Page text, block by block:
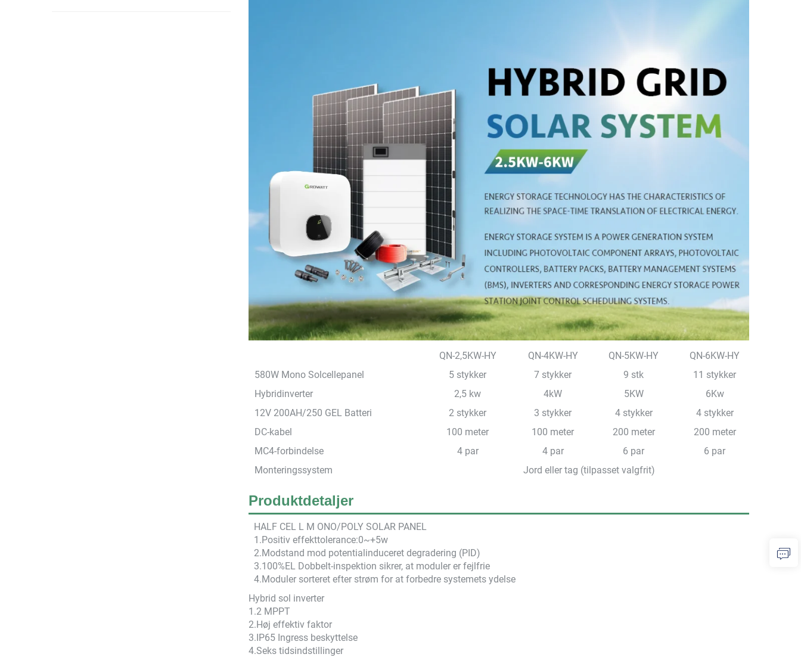
QN-2,5KW-HY QN-4KW-HY QN-5KW-HY
QN-6KW-HY
580W Mono Solcellepanel
5 stykker 7 stykker 9 stk
11 stykker
Hybridinverter
2,5 kw 4kW 5KW
6Kw
12V 200AH/250 GEL Batteri
2 stykker 3 stykker 4 stykker
4 stykker
DC-kabel
100 meter 100 meter 200 meter
200 meter
MC4-forbindelse
4 par 4 par 6 par
6 par
Monteringssystem
Jord eller tag (tilpasset valgfrit)
Produktdetaljer
HALF CEL L M ONO/POLY SOLAR PANEL
1.Positiv effekttolerance:0~+5w
2.Modstand mod potentialinduceret degradering (PID)
3.100%EL Dobbelt-inspektion sikrer, at moduler er fejlfrie
4.Moduler sorteret efter strøm for at forbedre systemets ydelse
Hybrid sol inverter
1.2 MPPT
2.Høj effektiv faktor
3.IP65 Ingress beskyttelse
4.Seks tidsindstillinger